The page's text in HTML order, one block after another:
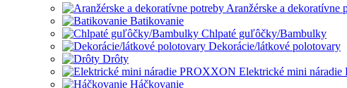
Aranžérske a dekoratívne
Batikovanie
Chlpaté guľôčky/Bambulky
Dekorácie/látkové polotovary
Drôty
Elektrické mini
Háčkovanie